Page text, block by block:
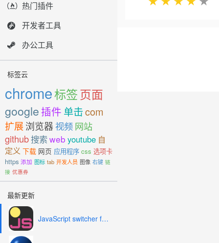
热门插件
开发者工具
办公工具
标签云
chrome标签页面
google 插件 单击com
扩展浏览器 视频网站
github搜索web youtube 自
定义 下载 网页 应用程序 css 选项卡
https 添加 图标 tab 开发人员 图像 右键 链
接 优惠券
最新更新
JavaScript switcher for SEO and development